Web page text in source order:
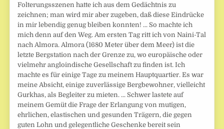
Folterungsszenen hatte ich aus dem Gedächtnis zu
zeichnen; man wird mir aber zugeben, daß diese Eindrücke
in mir lebendig genug bleiben konnten! ... So machte ich
mich denn auf den Weg. Am ersten Tag ritt ich von Naini-Tal
nach Almora. Almora (1680 Meter über dem Meer) ist die
letzte Bergstation nach der Grenze zu, wo europäische oder
vielmehr angloindische Gesellschaft zu finden ist. Ich
machte es für einige Tage zu meinem Hauptquartier. Es war
meine Absicht, einige zuverlässige Bergbewohner, vielleicht
Gurkhas, als Begleiter zu mieten. ... Schwer lastete auf
meinem Gemüt die Frage der Erlangung von mutigen,
ehrlichen, elastischen und gesunden Trägern, die gegen
guten Lohn und gelegentliche Geschenke bereit sein